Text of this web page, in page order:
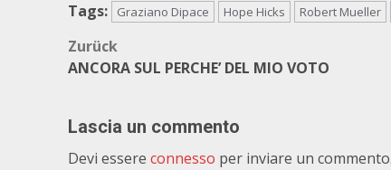
Tags: Graziano Dipace Hope Hicks Robert Mueller
Beitragsnavigation
Zurück
ANCORA SUL PERCHE’ DEL MIO VOTO
Lascia un commento
Devi essere connesso per inviare un commento.